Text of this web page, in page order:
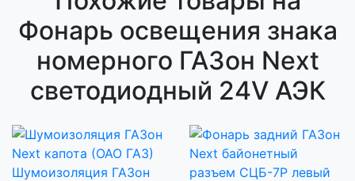
Фонарь освещения знака
номерного ГАЗон Next
светодиодный 24V АЭК
Шумоизоляция ГАЗон